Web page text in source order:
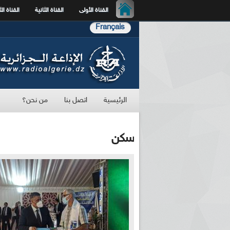
القناة الأولى القناة الثانية القناة
Français
الرئيسية اتصل بنا من نحن؟
سكن